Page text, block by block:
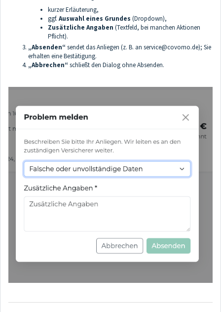
kurzer Erläuterung,
ggf. Auswahl eines Grundes (Dropdown),
Zusätzliche Angaben (Textfeld, bei manchen Aktionen
Pflicht).
„Absenden“ sendet das Anliegen (z. B. an service@covomo.de); Sie
erhalten eine Bestätigung.
„Abbrechen“ schließt den Dialog ohne Absenden.